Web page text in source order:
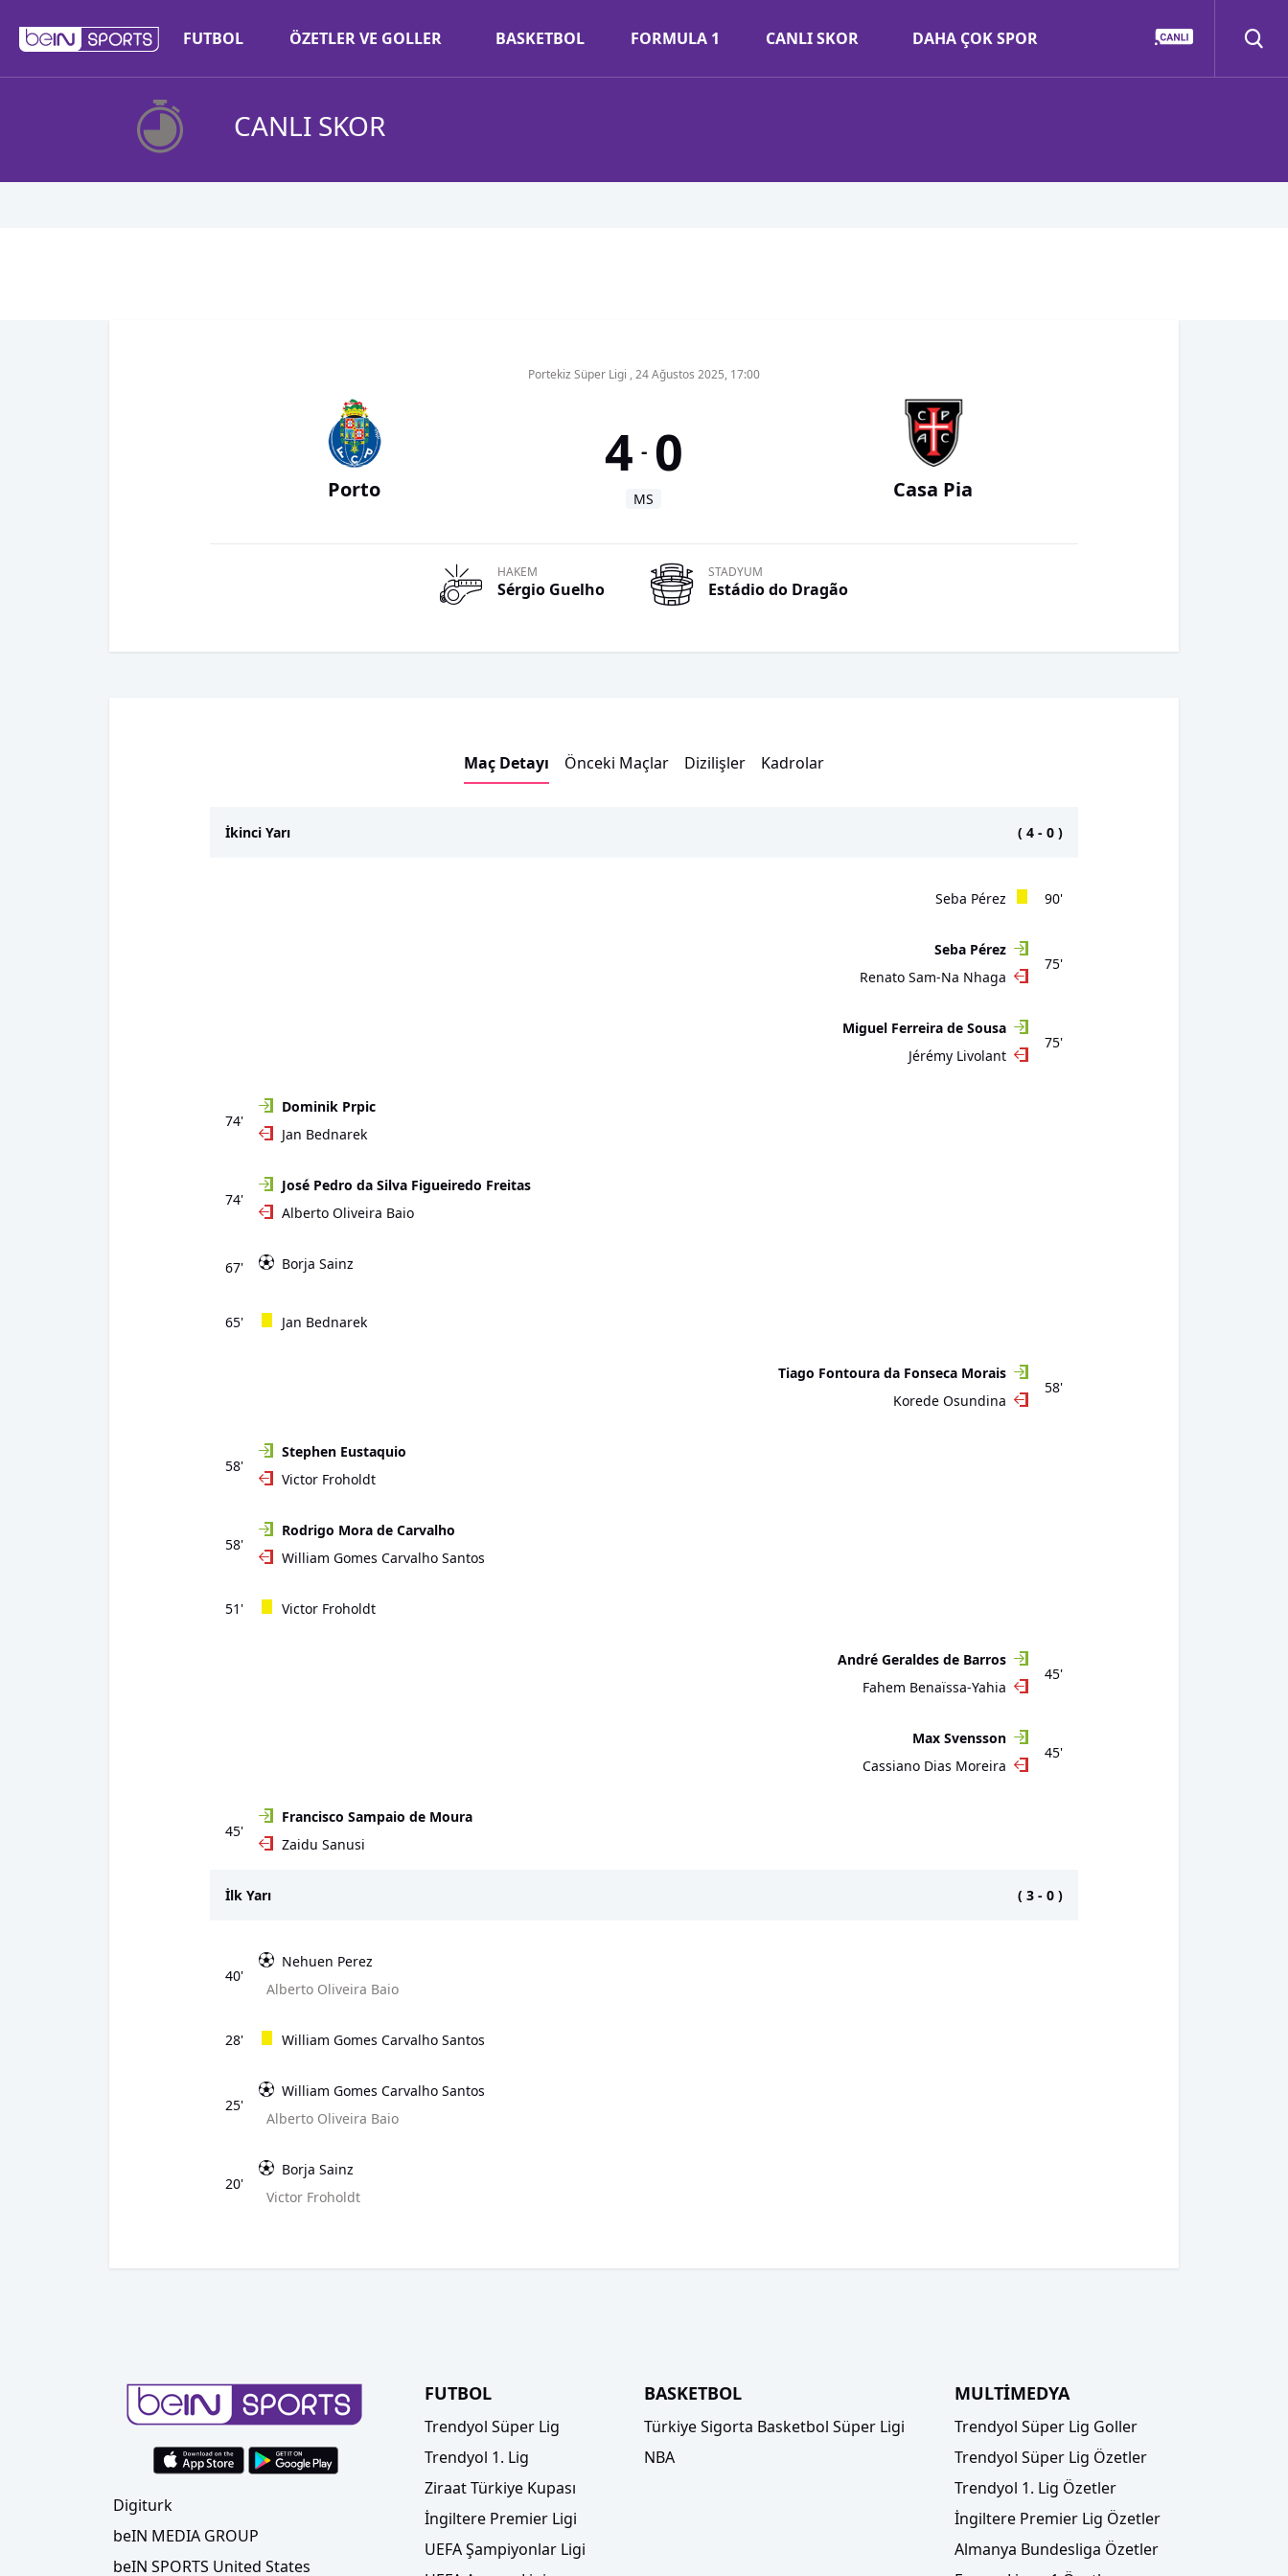
FUTBOL ÖZETLER VE GOLLER BASKETBOL FORMULA 1 CANLI SKOR DAHA ÇOK SPOR
CANLI SKOR
Portekiz Süper Ligi , 24 Ağustos 2025, 17:00
Porto
4 - 0
MS Casa Pia
HAKEM
Sérgio Guelho
STADYUM
Estádio do Dragão
Maç Detayı Önceki Maçlar Dizilişler Kadrolar
İkinci Yarı ( 4 - 0 )
90'
Seba Pérez
75'
Seba Pérez
Renato Sam-Na Nhaga
75'
Miguel Ferreira de Sousa
Jérémy Livolant
74'
Dominik Prpic
Jan Bednarek
74'
José Pedro da Silva Figueiredo Freitas
Alberto Oliveira Baio
67' Borja Sainz
65' Jan Bednarek
58'
Tiago Fontoura da Fonseca Morais
Korede Osundina
58'
Stephen Eustaquio
Victor Froholdt
58'
Rodrigo Mora de Carvalho
William Gomes Carvalho Santos
51' Victor Froholdt
45'
André Geraldes de Barros
Fahem Benaïssa-Yahia
45'
Max Svensson
Cassiano Dias Moreira
45'
Francisco Sampaio de Moura
Zaidu Sanusi
İlk Yarı ( 3 - 0 )
40'
Nehuen Perez
Alberto Oliveira Baio
28' William Gomes Carvalho Santos
25'
William Gomes Carvalho Santos
Alberto Oliveira Baio
20'
Borja Sainz
Victor Froholdt
Digiturk
beIN MEDIA GROUP
beIN SPORTS United States
FUTBOL
Trendyol Süper Lig
Trendyol 1. Lig
Ziraat Türkiye Kupası
İngiltere Premier Ligi
UEFA Şampiyonlar Ligi
BASKETBOL
Türkiye Sigorta Basketbol Süper Ligi
NBA
MULTİMEDYA
Trendyol Süper Lig Goller
Trendyol Süper Lig Özetler
Trendyol 1. Lig Özetler
İngiltere Premier Lig Özetler
Almanya Bundesliga Özetler